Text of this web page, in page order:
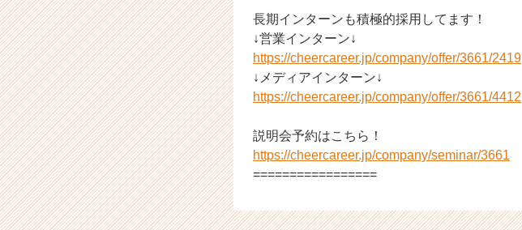
長期インターンも積極的採用してます！
↓営業インターン↓
https://cheercareer.jp/company/offer/3661/2419
↓メディアインターン↓
https://cheercareer.jp/company/offer/3661/4412
説明会予約はこちら！
https://cheercareer.jp/company/seminar/3661
=================